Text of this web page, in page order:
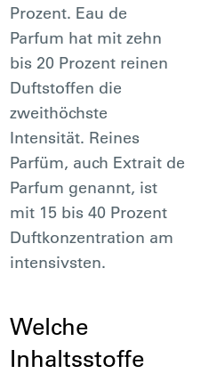
Prozent. Eau de
Parfum hat mit zehn
bis 20 Prozent reinen
Duftstoffen die
zweithöchste
Intensität. Reines
Parfüm, auch Extrait de
Parfum genannt, ist
mit 15 bis 40 Prozent
Duftkonzentration am
intensivsten.
Welche
Inhaltsstoffe